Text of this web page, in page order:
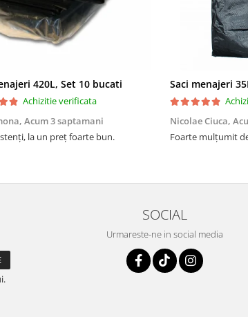
420L, Set 10 bucati
Achizitie verificata
Acum 3 saptamani
la un preț foarte bun.
Nicolae Ciuca,
Foarte mulțumit
SOCIAL
Urmareste-ne in social media